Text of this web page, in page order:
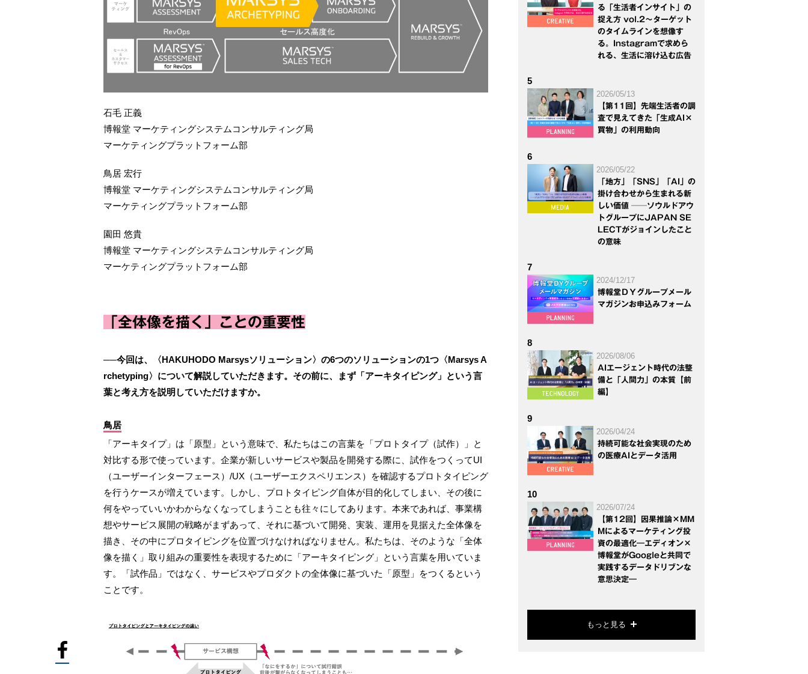
石毛 正義
博報堂 マーケティングシステムコンサルティング局
マーケティングプラットフォーム部
鳥居 宏行
博報堂 マーケティングシステムコンサルティング局
マーケティングプラットフォーム部
園田 悠貴
博報堂 マーケティングシステムコンサルティング局
マーケティングプラットフォーム部
「全体像を描く」ことの重要性
──今回は、〈HAKUHODO Marsysソリューション〉の6つのソリューションの1つ〈Marsys A
rchetyping〉について解説していただきます。その前に、まず「アーキタイピング」という言
葉と考え方を説明していただけますか。
鳥居
「アーキタイプ」は「原型」という意味で、私たちはこの言葉を「プロトタイプ（試作）」と
対比する形で使っています。企業が新しいサービスや製品を開発する際に、試作をつくってUI
（ユーザーインターフェース）/UX（ユーザーエクスペリエンス）を確認するプロトタイピング
を行うケースが増えています。しかし、プロトタイピング自体が目的化してしまい、その後に
何をやっていいかわからなくなってしまうことも往々にしてあります。本来であれば、事業構
想やサービス展開の戦略がまずあって、それに基づいて開発、実装、運用を見据えた全体像を
描き、その中にプロタイピングを位置づけなければなりません。私たちは、そのような「全体
像を描く」取り組みの重要性を表現するために「アーキタイピング」という言葉を用いていま
す。「試作品」ではなく、サービスやプロダクトの全体像に基づいた「原型」をつくるという
ことです。
る「生活者インサイト」の
捉え方 vol.2～ターゲット
のタイムラインを想像す
る。Instagramで求めら
れる、生活に溶け込む広告
5
2026/05/13
【第11回】先端生活者の調
査で見えてきた「生成AI×
買物」の利用動向
6
2026/05/22
「地方」「SNS」「AI」の
掛け合わせから生まれる新
しい価値 ──ソウルドアウ
トグループにJAPAN SE
LECTがジョインしたこと
の意味
7
2024/12/17
博報堂ＤＹグループメール
マガジンお申込みフォーム
8
2026/08/06
AIエージェント時代の法整
備と「人間力」の本質【前
編】
9
2026/04/24
持続可能な社会実現のため
の医療AIとデータ活用
10
2026/07/24
【第12回】因果推論×MM
Mによるマーケティング投
資の最適化―エディオン×
博報堂がGoogleと共同で
実践するデータドリブンな
意思決定―
もっと見る